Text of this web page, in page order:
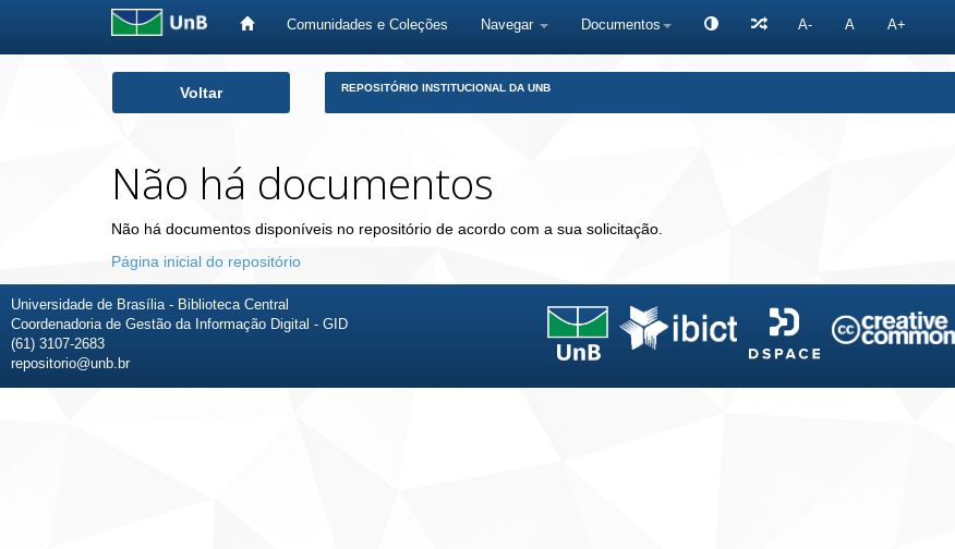
Comunidades e Coleções Navegar Documentos A- A A+
Voltar REPOSITÓRIO INSTITUCIONAL DA UNB
Não há documentos
Não há documentos disponíveis no repositório de acordo com a sua solicitação.
Página inicial do repositório
Universidade de Brasília - Biblioteca Central
Coordenadoria de Gestão da Informação Digital - GID
(61) 3107-2683
repositorio@unb.br